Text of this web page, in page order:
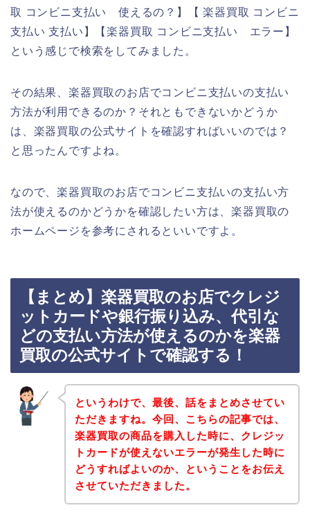
取 コンビニ支払い 使えるの？】【 楽器買取 コンビニ
支払い 支払い】【楽器買取 コンビニ支払い エラー】
という感じで検索をしてみました。
その結果、楽器買取のお店でコンビニ支払いの支払い
方法が利用できるのか？それともできないかどうか
は、楽器買取の公式サイトを確認すればいいのでは？
と思ったんですよね。
なので、楽器買取のお店でコンビニ支払いの支払い方
法が使えるのかどうかを確認したい方は、楽器買取の
ホームページを参考にされるといいですよ。
【まとめ】楽器買取のお店でクレジ
ットカードや銀行振り込み、代引な
どの支払い方法が使えるのかを楽器
買取の公式サイトで確認する！
というわけで、最後、話をまとめさせてい
ただきますね。今回、こちらの記事では、
楽器買取の商品を購入した時に、クレジッ
トカードが使えないエラーが発生した時に
どうすればよいのか、ということをお伝え
させていただきました。